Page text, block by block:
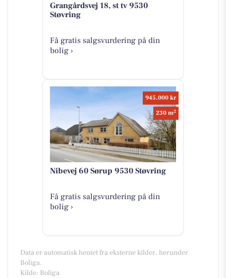
Grangårdsvej 18, st tv 9530
Støvring
Få gratis salgsvurdering på din
bolig ›
945.000 kr
230 m2
Nibevej 60 Sørup 9530 Støvring
Få gratis salgsvurdering på din
bolig ›
Data er automatisk hentet fra eksterne kilder, herunder
Boliga.
Kilde: Boliga